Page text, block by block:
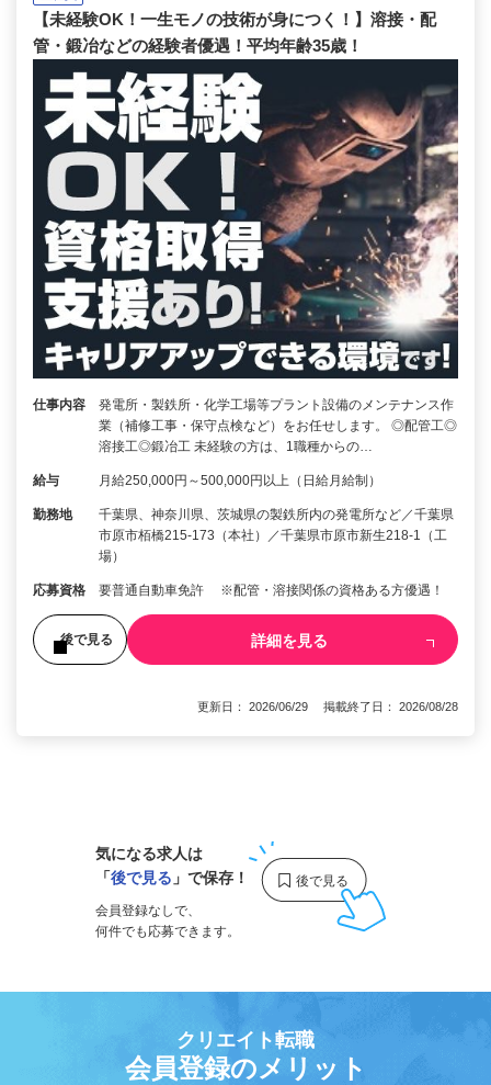
【未経験OK！一生モノの技術が身につく！】溶接・配
管・鍛冶などの経験者優遇！平均年齢35歳！
仕事内容
発電所・製鉄所・化学工場等プラント設備のメンテナンス作
業（補修工事・保守点検など）をお任せします。 ◎配管工◎
溶接工◎鍛冶工 未経験の方は、1職種からの…
給与 月給250,000円～500,000円以上（日給月給制）
勤務地
千葉県、神奈川県、茨城県の製鉄所内の発電所など／千葉県
市原市栢橋215-173（本社）／千葉県市原市新生218-1（工
場）
応募資格 要普通自動車免許 ※配管・溶接関係の資格ある方優遇！
後で見る 詳細を見る
更新日： 2026/06/29 掲載終了日： 2026/08/28
気になる求人は
「後で見る 」で保存！
会員登録なしで、
何件でも応募できます。
クリエイト転職
会員登録のメリット